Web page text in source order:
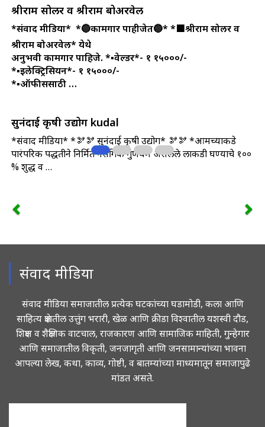
श्रीराम सोलर व श्रीराम बोअरवेल
*संवाद मीडिया* *🔵कामगार पाहीजेत🔵**🟪श्रीराम सोलर व
श्रीराम बोअरवेल* येथे
अनुभवी कामगार पाहिजे. *▪️वेल्डर*- १ १५०००/-
*▪️इलेक्ट्रिसियन*- १ १५०००/-
*▪️ऑफीससाठी …
सुनंदाई कृषी उद्योग kudal
*संवाद मीडिया* *🫘🫘 सुनंदाई कृषी उद्योग* 🫘🫘 *आमच्याकडे
पारंपरिक पद्धतीने निर्मित नैसर्गिक गुणधर्म असलेले लाकडी घण्याचे १००
% शुद्ध व …
संवाद मीडिया
संवाद मीडिया समाजातील प्रत्येक घटकांच्या घडामोडी, कला आणि
साहित्य क्षेत्रातील उत्तुंग भरारी, खेळ आणि क्रीडा विश्वातील यशस्वी दौड,
शिक्षण व शैक्षणिक वाटचाल, राजकारण आणि सामाजिक माहिती, गुन्हेगार
आणि समाजातील विकृती, जनजागृती आणि जनसामान्यांच्या भावना
आपल्या लेख, कथा, काव्य, गोष्टी, व बातम्यांच्या माध्यमातून समाजापुढे
मांडत असते.